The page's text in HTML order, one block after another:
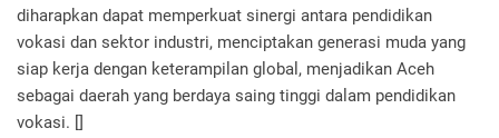
diharapkan dapat memperkuat sinergi antara pendidikan
vokasi dan sektor industri, menciptakan generasi muda yang
siap kerja dengan keterampilan global, menjadikan Aceh
sebagai daerah yang berdaya saing tinggi dalam pendidikan
vokasi. []